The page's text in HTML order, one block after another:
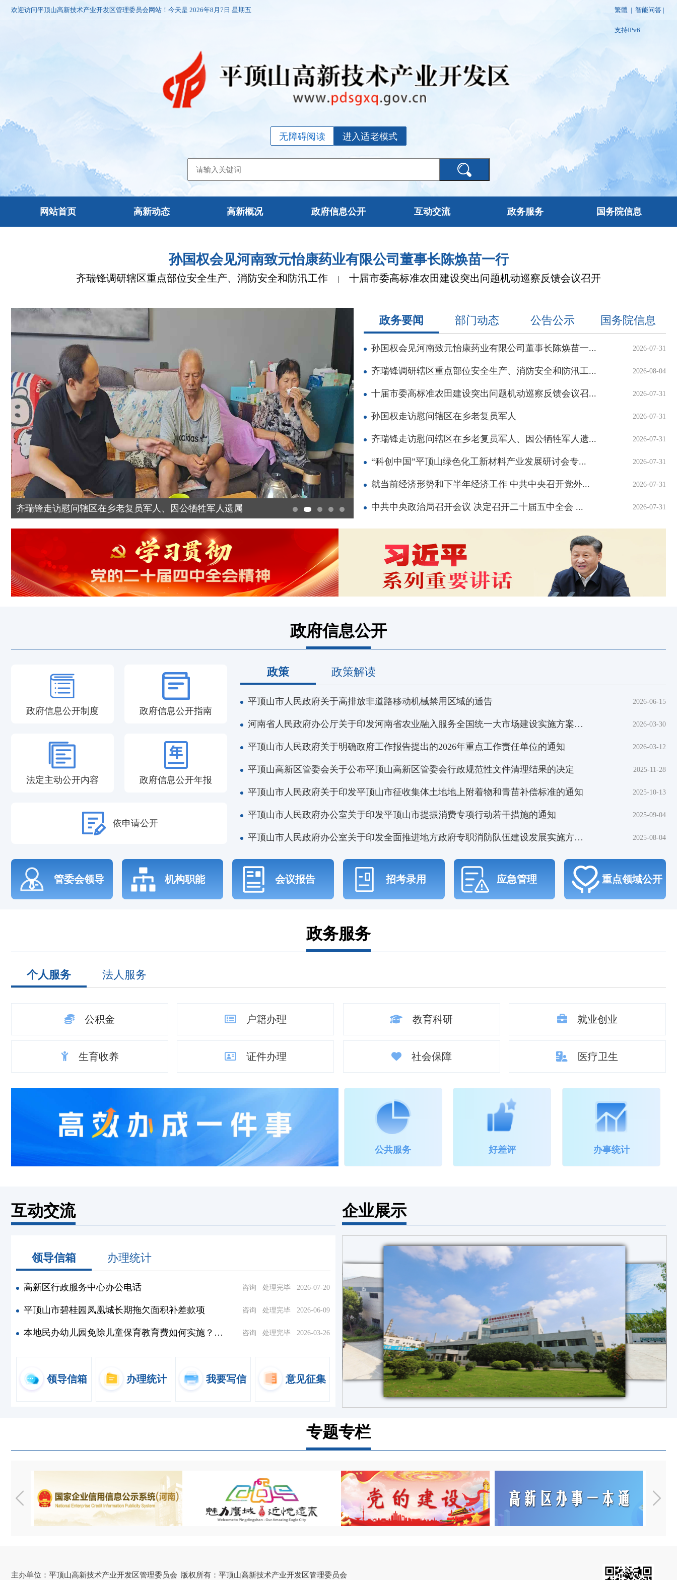
欢迎访问平顶山高新技术产业开发区管理委员会网站！今天是 2026年8月7日 星期五 繁體 | 智能问答 |
支持IPv6
进入适老模式
无障碍阅读
网站首页 高新动态 高新概况 政府信息公开 互动交流 政务服务 国务院信息
孙国权会见河南致元怡康药业有限公司董事长陈焕苗一行
齐瑞锋调研辖区重点部位安全生产、消防安全和防汛工作 | 十届市委高标准农田建设突出问题机动巡察反馈会议召开
怡康药业有限公司董事长陈焕苗一行 齐瑞锋调研辖区重点部位安全生产、消防安全和防汛工作 十届市委高标
政务要闻 部门动态 公告公示 国务院信息
孙国权会见河南致元怡康药业有限公司董事长陈焕苗一... 2026-07-31
齐瑞锋调研辖区重点部位安全生产、消防安全和防汛工... 2026-08-04
十届市委高标准农田建设突出问题机动巡察反馈会议召... 2026-07-31
孙国权走访慰问辖区在乡老复员军人 2026-07-31
齐瑞锋走访慰问辖区在乡老复员军人、因公牺牲军人遗... 2026-07-31
“科创中国”平顶山绿色化工新材料产业发展研讨会专... 2026-07-31
就当前经济形势和下半年经济工作 中共中央召开党外... 2026-07-31
中共中央政治局召开会议 决定召开二十届五中全会 ... 2026-07-31
政府信息公开
政府信息公开制度 政府信息公开指南
法定主动公开内容 政府信息公开年报
依申请公开
政策 政策解读
平顶山市人民政府关于高排放非道路移动机械禁用区域的通告 2026-06-15
河南省人民政府办公厅关于印发河南省农业融入服务全国统一大市场建设实施方案的... 2026-03-30
平顶山市人民政府关于明确政府工作报告提出的2026年重点工作责任单位的通知 2026-03-12
平顶山高新区管委会关于公布平顶山高新区管委会行政规范性文件清理结果的决定 2025-11-28
平顶山市人民政府关于印发平顶山市征收集体土地地上附着物和青苗补偿标准的通知 2025-10-13
平顶山市人民政府办公室关于印发平顶山市提振消费专项行动若干措施的通知 2025-09-04
平顶山市人民政府办公室关于印发全面推进地方政府专职消防队伍建设发展实施方案... 2025-08-04
管委会领导 机构职能 会议报告 招考录用 应急管理 重点领域公开
政务服务
个人服务 法人服务
公积金 户籍办理 教育科研 就业创业
生育收养 证件办理 社会保障 医疗卫生
公共服务 好差评 办事统计
互动交流
领导信箱 办理统计
高新区行政服务中心办公电话 咨询 处理完毕 2026-07-20
平顶山市碧桂园凤凰城长期拖欠面积补差款项 咨询 处理完毕 2026-06-09
本地民办幼儿园免除儿童保育教育费如何实施？孩子家长如何退费？ 咨询 处理完毕 2026-03-26
领导信箱 办理统计 我要写信 意见征集
企业展示
专题专栏
主办单位：平顶山高新技术产业开发区管理委员会 版权所有：平顶山高新技术产业开发区管理委员会